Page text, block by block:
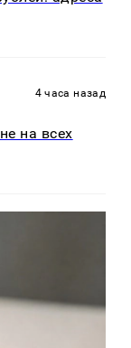
4 часа назад
на всех